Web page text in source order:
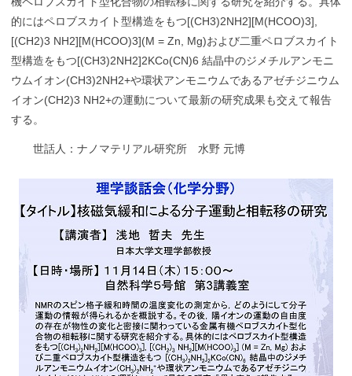
的にはペロブスカイト型構造をもつ[(CH3)2NH2][M(HCOO)3],
[(CH2)3 NH2][M(HCOO)3](M = Zn, Mg)および二重ペロブスカイト
型構造をもつ[(CH3)2NH2]2KCo(CN)6 結晶中のジメチルアンモニ
ウムイオン(CH3)2NH2+や環状アンモニウムであるアゼチジニウム
イオン(CH2)3 NH2+の運動について最新の研究成果も交えて報告
する。
世話人：ナノマテリアル研究所 水野 元博